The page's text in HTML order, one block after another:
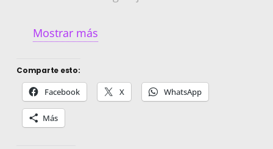
> Dirección del evento:
> Fecha del evento:
Mostrar más
Comparte esto:
Facebook X WhatsApp
Más